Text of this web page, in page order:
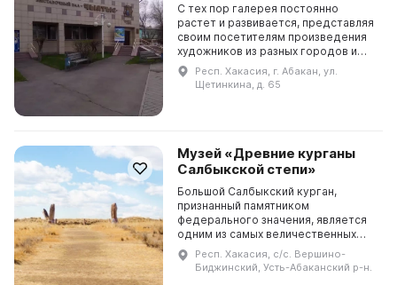
С тех пор галерея постоянно
растет и развивается, представляя
своим посетителям произведения
художников из разных городов и
регионов России. Абаканская
картинная галерея приглашает всех
желающих посет...
Респ. Хакасия, г. Абакан, ул.
Щетинкина, д. 65
Музей «Древние курганы
Салбыкской степи»
Большой Салбыкский курган,
признанный памятником
федерального значения, является
одним из самых величественных
представителей культурного
наследия на территории Сибири. В
2007 году был создан музей по...
Респ. Хакасия, с/с. Вершино-
Биджинский, Усть-Абаканский р-н.